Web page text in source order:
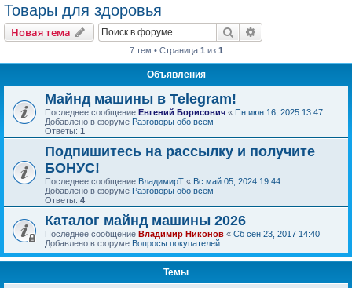
Товары для здоровья
Новая тема Поиск
7 тем • Страница 1 из 1
Объявления
Майнд машины в Telegram!
Последнее сообщение Евгений Борисович « Пн июн 16, 2025 13:47
Добавлено в форуме Разговоры обо всем
Ответы: 1
Подпишитесь на рассылку и получите
БОНУС!
Последнее сообщение ВладимирТ « Вс май 05, 2024 19:44
Добавлено в форуме Разговоры обо всем
Ответы: 4
Каталог майнд машины 2026
Последнее сообщение Владимир Никонов « Сб сен 23, 2017 14:40
Добавлено в форуме Вопросы покупателей
Темы